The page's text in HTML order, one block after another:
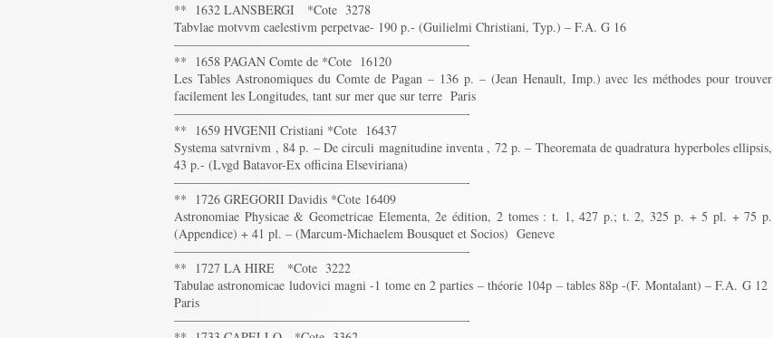
** 1632 LANSBERGI *Cote 3278
Tabvlae motvvm caelestivm perpetvae- 190 p.- (Guilielmi Christiani, Typ.) – F.A. G 16
———————————————————————-
** 1658 PAGAN Comte de *Cote 16120
Les Tables Astronomiques du Comte de Pagan – 136 p. – (Jean Henault, Imp.) avec les méthodes pour trouver
facilement les Longitudes, tant sur mer que sur terre Paris
———————————————————————-
** 1659 HVGENII Cristiani *Cote 16437
Systema satvrnivm , 84 p. – De circuli magnitudine inventa , 72 p. – Theoremata de quadratura hyperboles ellipsis,
43 p.- (Lvgd Batavor-Ex officina Elseviriana)
———————————————————————-
** 1726 GREGORII Davidis *Cote 16409
Astronomiae Physicae & Geometricae Elementa, 2e édition, 2 tomes : t. 1, 427 p.; t. 2, 325 p. + 5 pl. + 75 p.
(Appendice) + 41 pl. – (Marcum-Michaelem Bousquet et Socios) Geneve
———————————————————————-
** 1727 LA HIRE *Cote 3222
Tabulae astronomicae ludovici magni -1 tome en 2 parties – théorie 104p – tables 88p -(F. Montalant) – F.A. G 12
Paris
———————————————————————-